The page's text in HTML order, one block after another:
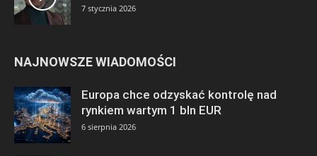
7 stycznia 2026
NAJNOWSZE WIADOMOŚCI
Europa chce odzyskać kontrolę nad
rynkiem wartym 1 bln EUR
6 sierpnia 2026